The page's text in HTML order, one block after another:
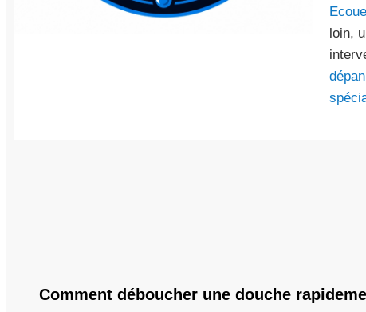
loin,
Comment déboucher une douche